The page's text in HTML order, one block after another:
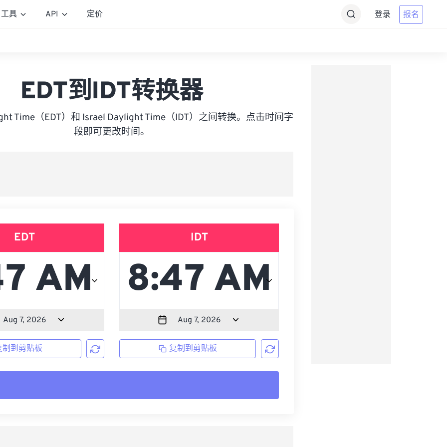
工具 API 定价 登录 报名
EDT到IDT转换器
Time（EDT）和 Israel Daylight Time（IDT）之间转换。点击时间字
段即可更改时间。
EDT
制到剪贴板
IDT
复制到剪贴板